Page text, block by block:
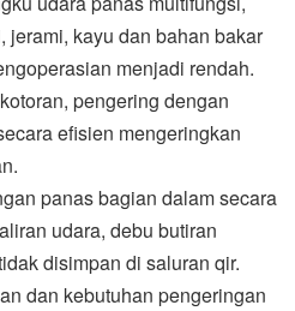
jerami, kayu dan bahan bakar
menjadi rendah.
pengering dengan
efisien mengeringkan
panas bagian dalam secara
udara, debu butiran
disimpan di saluran qir.
dan kebutuhan pengeringan